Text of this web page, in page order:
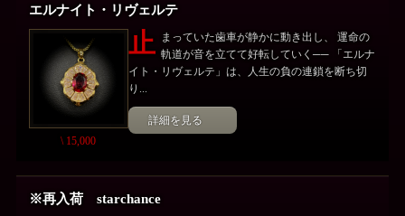
エルナイト・リヴェルテ
\ 15,000
止 まっていた歯車が静かに動き出し、 運命の
軌道が音を立てて好転していく── 「エルナ
イト・リヴェルテ」は、人生の負の連鎖を断ち切
り...
詳細を見る
※再入荷 starchance